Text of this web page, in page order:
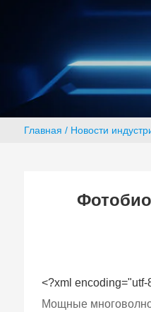
Главная / Новости
<?xml encoding="utf-
Мощные